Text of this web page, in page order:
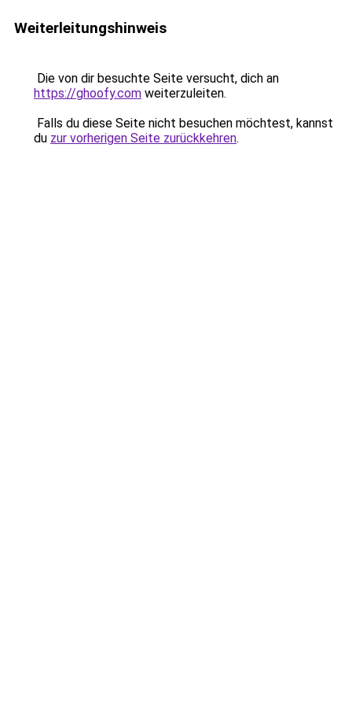
Weiterleitungshinweis
Die von dir besuchte Seite versucht, dich an
https://ghoofy.com weiterzuleiten.
Falls du diese Seite nicht besuchen möchtest, kannst
du zur vorherigen Seite zurückkehren.